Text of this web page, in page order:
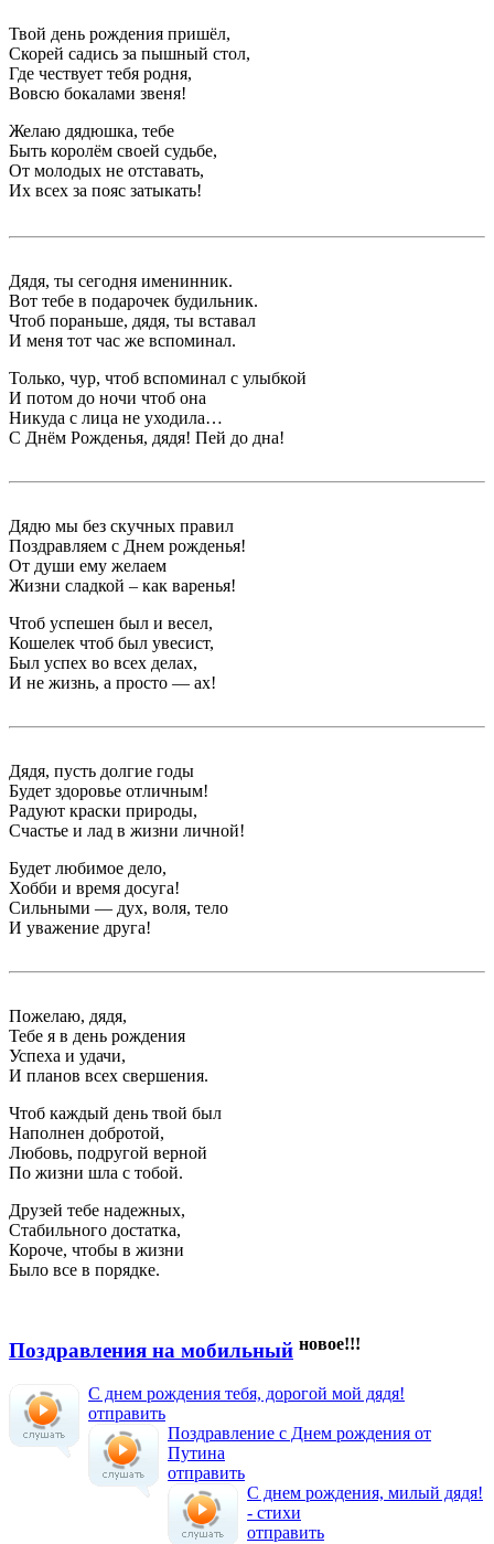
Твой день рождения пришёл,
Скорей садись за пышный стол,
Где чествует тебя родня,
Вовсю бокалами звеня!
Желаю дядюшка, тебе
Быть королём своей судьбе,
От молодых не отставать,
Их всех за пояс затыкать!
Дядя, ты сегодня именинник.
Вот тебе в подарочек будильник.
Чтоб пораньше, дядя, ты вставал
И меня тот час же вспоминал.
Только, чур, чтоб вспоминал с улыбкой
И потом до ночи чтоб она
Никуда с лица не уходила…
С Днём Рожденья, дядя! Пей до дна!
Дядю мы без скучных правил
Поздравляем с Днем рожденья!
От души ему желаем
Жизни сладкой – как варенья!
Чтоб успешен был и весел,
Кошелек чтоб был увесист,
Был успех во всех делах,
И не жизнь, а просто — ах!
Дядя, пусть долгие годы
Будет здоровье отличным!
Радуют краски природы,
Счастье и лад в жизни личной!
Будет любимое дело,
Хобби и время досуга!
Сильными — дух, воля, тело
И уважение друга!
Пожелаю, дядя,
Тебе я в день рождения
Успеха и удачи,
И планов всех свершения.
Чтоб каждый день твой был
Наполнен добротой,
Любовь, подругой верной
По жизни шла с тобой.
Друзей тебе надежных,
Стабильного достатка,
Короче, чтобы в жизни
Было все в порядке.
Поздравления на мобильный новое!!!
С днем рождения тебя, дорогой мой дядя!
отправить
Поздравление с Днем рождения от
Путина
отправить
С днем рождения, милый дядя!
- стихи
отправить